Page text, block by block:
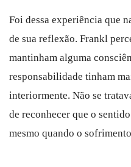
Foi dessa experiência que
de sua reflexão. Frankl
mantinham alguma
responsabilidade tinham
interiormente. Não se
de reconhecer que o
mesmo quando o